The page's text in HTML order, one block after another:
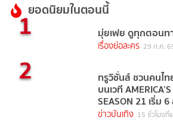
ยอดนิยมในตอนนี้
1 มุ่ยเฟย ดูทุกตอนท
เรื่องย่อละคร 29 ก.ค.
2 ทรูวิชั่นส์ ชวนคนไ
บนเวที
SEASON 21 เริ่ม
TrueVisions NOW
ข่าวบันเทิง 15 ชั่วโมงที่